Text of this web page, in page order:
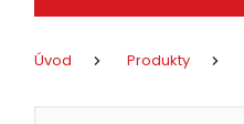
Úvod Produkty